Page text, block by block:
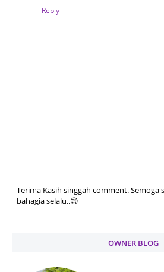
Reply
Terima Kasih singgah comment. Semoga
bahagia selalu..😊
OWNER BLOG